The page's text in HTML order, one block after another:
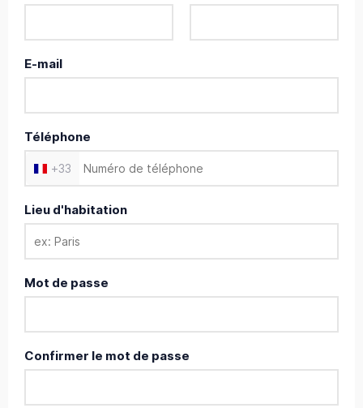
E-mail
Téléphone
+33
Lieu d'habitation
Mot de passe
Confirmer le mot de passe